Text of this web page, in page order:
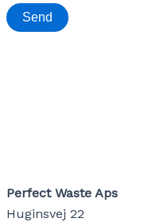
Perfect Waste Aps
Huginsvej 22